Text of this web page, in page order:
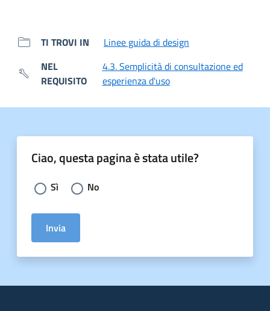
TI TROVI IN
Linee guida di design
NEL
REQUISITO
4.3. Semplicità di consultazione ed
esperienza d'uso
Ciao, questa pagina è stata utile?
Scegli la risposta:
Sì No
Invia